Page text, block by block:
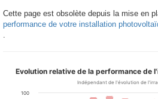
Cette page est obsolète depuis la mise en
performance de votre installation
Evolution relative de la performance de
Indépendant de l'évolution de
100